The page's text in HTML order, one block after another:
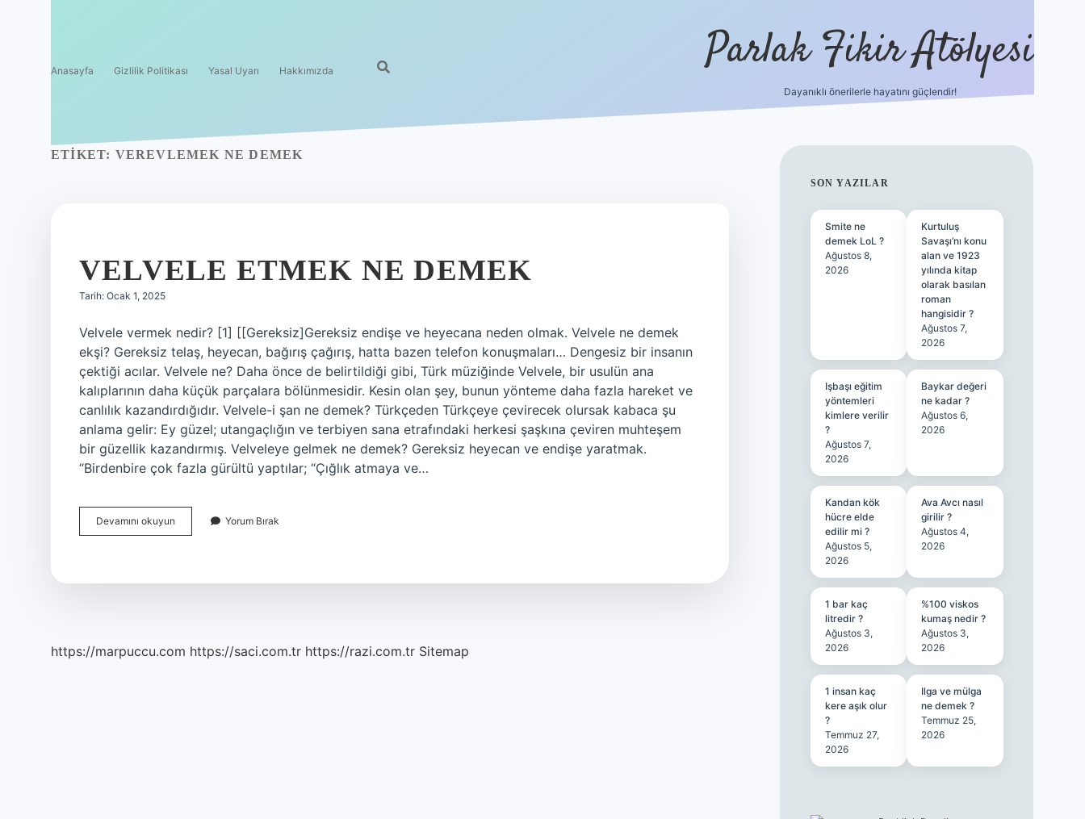
Anasayfa Gizlilik Politikası Yasal Uyarı Hakkımızda Parlak Fikir Atölyesi
Dayanıklı önerilerle hayatını güçlendir!
ETIKET: VEREVLEMEK NE DEMEK
VELVELE ETMEK NE DEMEK
Tarih: Ocak 1, 2025
Velvele vermek nedir? [1] [[Gereksiz]Gereksiz endişe ve heyecana neden olmak. Velvele ne demek
ekşi? Gereksiz telaş, heyecan, bağırış çağırış, hatta bazen telefon konuşmaları… Dengesiz bir insanın
çektiği acılar. Velvele ne? Daha önce de belirtildiği gibi, Türk müziğinde Velvele, bir usulün ana
kalıplarının daha küçük parçalara bölünmesidir. Kesin olan şey, bunun yönteme daha fazla hareket ve
canlılık kazandırdığıdır. Velvele-i şan ne demek? Türkçeden Türkçeye çevirecek olursak kabaca şu
anlama gelir: Ey güzel; utangaçlığın ve terbiyen sana etrafındaki herkesi şaşkına çeviren muhteşem
bir güzellik kazandırmış. Velveleye gelmek ne demek? Gereksiz heyecan ve endişe yaratmak.
“Birdenbire çok fazla gürültü yaptılar; “Çığlık atmaya ve…
Devamını okuyun
Etmek
Yorum Bırak
https://marpuccu.com https://saci.com.tr https://razi.com.tr Sitemap
SIDEBAR
SON YAZILAR
Smite ne
demek LoL ?
Ağustos 8,
2026
Kurtuluş
Savaşı’nı konu
alan ve 1923
yılında kitap
olarak basılan
roman
hangisidir ?
Ağustos 7,
2026
Işbaşı eğitim
yöntemleri
kimlere verilir
?
Ağustos 7,
2026
Baykar değeri
ne kadar ?
Ağustos 6,
2026
Kandan kök
hücre elde
edilir mi ?
Ağustos 5,
2026
Ava Avcı nasıl
girilir ?
Ağustos 4,
2026
1 bar kaç
litredir ?
Ağustos 3,
2026
%100 viskos
kumaş nedir ?
Ağustos 3,
2026
1 insan kaç
kere aşık olur
?
Temmuz 27,
2026
Ilga ve mülga
ne demek ?
Temmuz 25,
2026
ilbet casino